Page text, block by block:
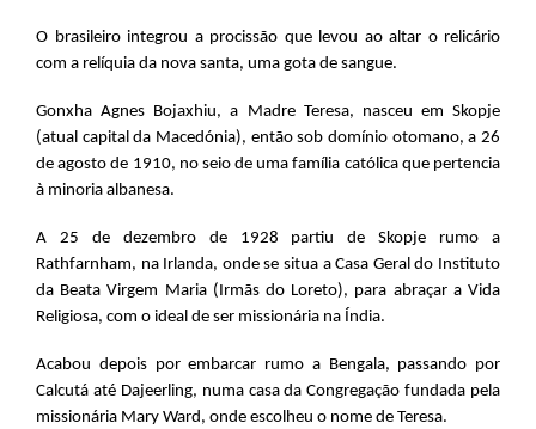
O brasileiro integrou a procissão que levou ao altar o relicário
com a relíquia da nova santa, uma gota de sangue.
Gonxha Agnes Bojaxhiu, a Madre Teresa, nasceu em Skopje
(atual capital da Macedónia), então sob domínio otomano, a 26
de agosto de 1910, no seio de uma família católica que pertencia
à minoria albanesa.
A 25 de dezembro de 1928 partiu de Skopje rumo a
Rathfarnham, na Irlanda, onde se situa a Casa Geral do Instituto
da Beata Virgem Maria (Irmãs do Loreto), para abraçar a Vida
Religiosa, com o ideal de ser missionária na Índia.
Acabou depois por embarcar rumo a Bengala, passando por
Calcutá até Dajeerling, numa casa da Congregação fundada pela
missionária Mary Ward, onde escolheu o nome de Teresa.